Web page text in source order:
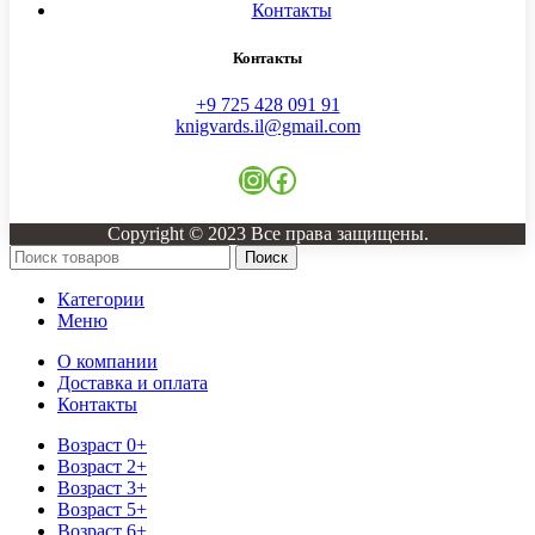
Контакты
Контакты
+9 725 428 091 91
knigvards.il@gmail.com
Instagram
Facebook
Copyright © 2023 Все права защищены.
Поиск
Категории
Меню
О компании
Доставка и оплата
Контакты
Возраст 0+
Возраст 2+
Возраст 3+
Возраст 5+
Возраст 6+